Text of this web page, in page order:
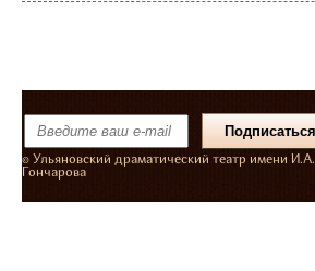
© Ульяновский драматический театр имени И.А.
Гончарова